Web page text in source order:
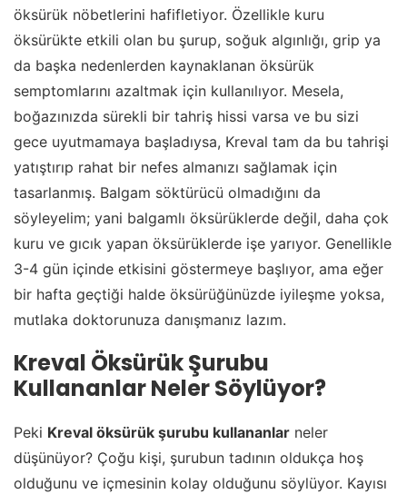
öksürük nöbetlerini hafifletiyor. Özellikle kuru
öksürükte etkili olan bu şurup, soğuk algınlığı, grip ya
da başka nedenlerden kaynaklanan öksürük
semptomlarını azaltmak için kullanılıyor. Mesela,
boğazınızda sürekli bir tahriş hissi varsa ve bu sizi
gece uyutmamaya başladıysa, Kreval tam da bu tahrişi
yatıştırıp rahat bir nefes almanızı sağlamak için
tasarlanmış. Balgam söktürücü olmadığını da
söyleyelim; yani balgamlı öksürüklerde değil, daha çok
kuru ve gıcık yapan öksürüklerde işe yarıyor. Genellikle
3-4 gün içinde etkisini göstermeye başlıyor, ama eğer
bir hafta geçtiği halde öksürüğünüzde iyileşme yoksa,
mutlaka doktorunuza danışmanız lazım.
Kreval Öksürük Şurubu
Kullananlar Neler Söylüyor?
Peki Kreval öksürük şurubu kullananlar neler
düşünüyor? Çoğu kişi, şurubun tadının oldukça hoş
olduğunu ve içmesinin kolay olduğunu söylüyor. Kayısı